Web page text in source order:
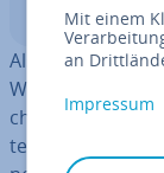
Als Web­de­si­gner
Website
cher­ma­ßen gut
ten, sollten Sie
Mit einem
an
Impressum